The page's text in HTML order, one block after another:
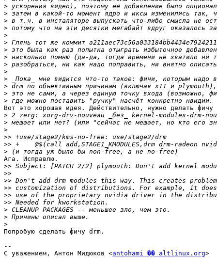
>
>
>
>
>
>
>
>
>
>
>
>
>
>
Вот это хорошая идея. Действительно, нужно делать фичу
>
>
>
>>
>>
>
Ага. Исправлю.
>>
>>
>>
>>
>>
>>
>
>
>
Попробую сделать фичу drm.
--
С уважением, Антон Мидюков <antohami �� altlinux.org>